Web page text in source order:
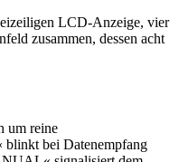
LCD-Anzeige, vier
zusammen, dessen acht
um reine
bei Datenempfang